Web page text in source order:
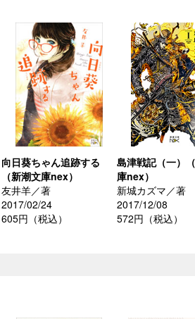
向日葵ちゃん追跡する
（新潮文庫nex）
友井羊／著
2017/02/24
605円（税込）
島津戦記（一）
庫nex）
新城カズマ／著
2017/12/08
572円（税込）